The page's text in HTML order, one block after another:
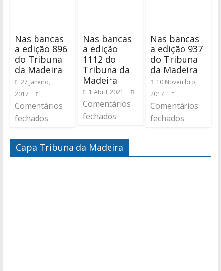
Nas bancas
a edição 896
do Tribuna
da Madeira
27 Janeiro,
2017
Comentários
fechados
Nas bancas
a edição
1112 do
Tribuna da
Madeira
1 Abril, 2021
Comentários
fechados
Nas bancas
a edição 937
do Tribuna
da Madeira
10 Novembro,
2017
Comentários
fechados
Capa Tribuna da Madeira